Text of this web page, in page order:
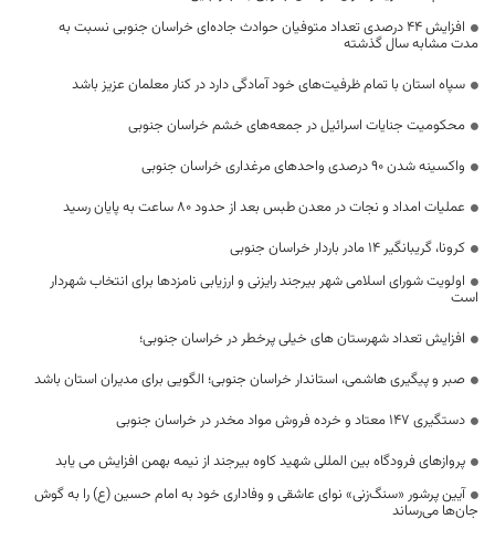
افزایش ۴۴ درصدی تعداد متوفیان حوادث جاده‌ای خراسان جنوبی نسبت به
مدت مشابه سال گذشته
سپاه استان با تمام ظرفیت‌های خود آمادگی دارد در کنار معلمان عزیز باشد
محکومیت جنایات اسرائیل در جمعه‌های خشم خراسان جنوبی
واکسینه شدن ۹۰ درصدی واحد‌های مرغداری خراسان جنوبی
عملیات امداد و نجات در معدن طبس بعد از حدود ۸۰ ساعت به پایان رسید
کرونا، گریبانگیر ۱۴ مادر باردار خراسان جنوبی
اولویت شورای اسلامی شهر بیرجند رایزنی و ارزیابی نامزدها برای انتخاب شهردار
است
افزایش تعداد شهرستان های خیلی پرخطر در خراسان جنوبی؛
صبر و پیگیری هاشمی، استاندار خراسان جنوبی؛ الگویی برای مدیران استان باشد
دستگیری ۱۴۷ معتاد و خرده فروش مواد مخدر در خراسان جنوبی
پروازهای فرودگاه بین المللی شهید کاوه بیرجند از نیمه بهمن افزایش می یابد
آیین پرشور «سنگ‌زنی» نوای عاشقی و وفاداری خود به امام حسین (ع) را به گوش
جان‌ها می‌رساند